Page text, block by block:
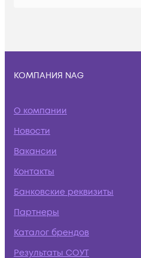
КОМПАНИЯ NAG
О компании
Новости
Вакансии
Контакты
Банковские реквизиты
Партнеры
Каталог брендов
Результаты СОУТ